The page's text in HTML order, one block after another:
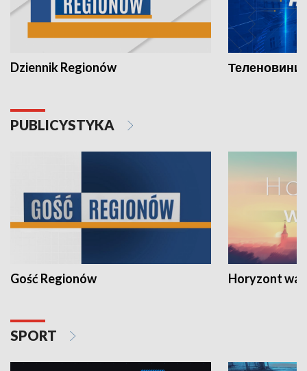
Dziennik Regionów Теленовини
PUBLICYSTYKA
Gość Regionów Horyzont
SPORT